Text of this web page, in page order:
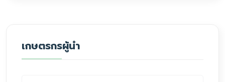
เกษตรกรผู้นำ